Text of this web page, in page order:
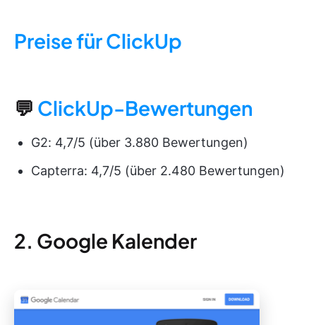
Preise für ClickUp
💬 ClickUp-Bewertungen
G2: 4,7/5 (über 3.880 Bewertungen)
Capterra: 4,7/5 (über 2.480 Bewertungen)
2. Google Kalender